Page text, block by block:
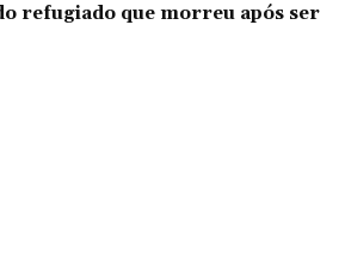
refugiado que morreu após ser